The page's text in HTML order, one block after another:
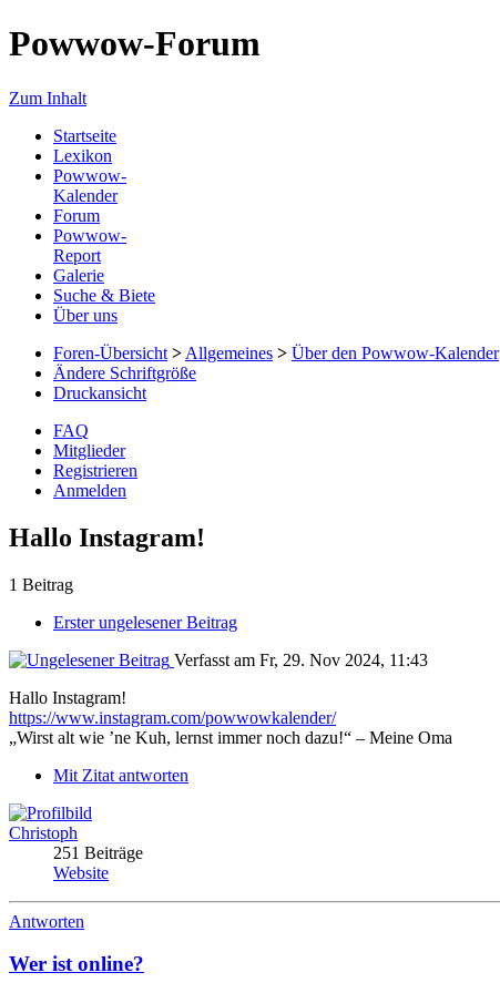
Powwow-Forum
Zum Inhalt
Startseite
Lexikon
Powwow-
Kalender
Forum
Powwow-
Report
Galerie
Suche & Biete
Über uns
Foren-Übersicht > Allgemeines > Über den Powwow-Kalender
Ändere Schriftgröße
Druckansicht
FAQ
Mitglieder
Registrieren
Anmelden
Hallo Instagram!
1 Beitrag
Erster ungelesener Beitrag
Verfasst am Fr, 29. Nov 2024, 11:43
Hallo Instagram!
https://www.instagram.com/powwowkalender/
„Wirst alt wie ’ne Kuh, lernst immer noch dazu!“ – Meine Oma
Mit Zitat antworten
Christoph
251 Beiträge
Website
Antworten
Wer ist online?